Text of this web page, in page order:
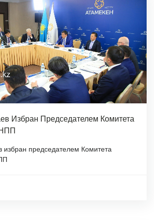
Избран Председателем Комитета
председателем Комитета